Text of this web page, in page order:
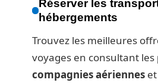
Réserver les
hébergements
Trouvez les meilleures
voyages en consultant
compagnies aériennes et